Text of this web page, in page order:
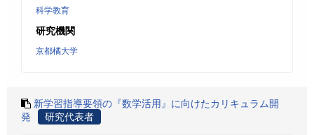
科学教育
研究機関
京都橘大学
新学習指導要領の『数学活用』に向けたカリキュラム開
発
研究代表者